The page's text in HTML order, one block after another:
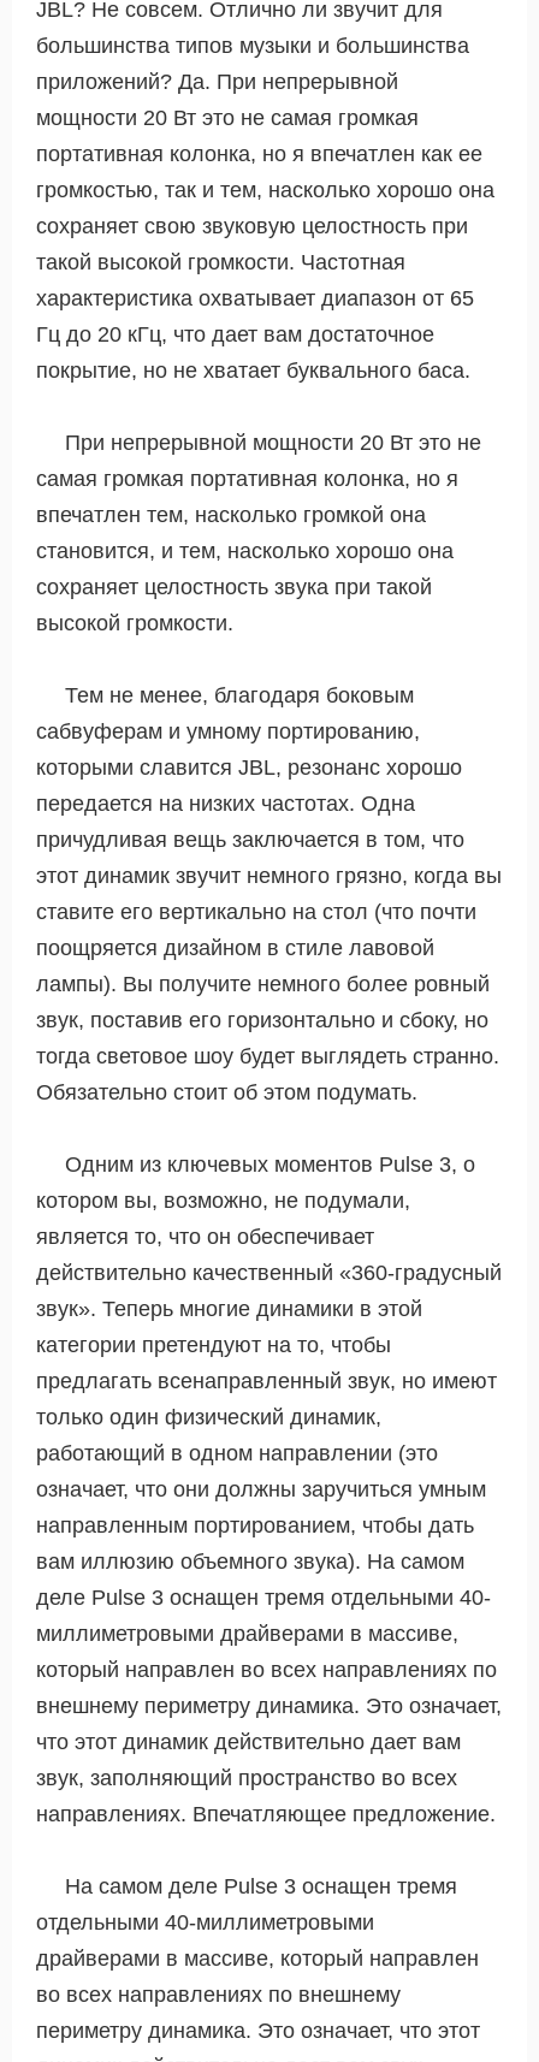
JBL? Не совсем. Отлично ли звучит для
большинства типов музыки и большинства
приложений? Да. При непрерывной
мощности 20 Вт это не самая громкая
портативная колонка, но я впечатлен как ее
громкостью, так и тем, насколько хорошо она
сохраняет свою звуковую целостность при
такой высокой громкости. Частотная
характеристика охватывает диапазон от 65
Гц до 20 кГц, что дает вам достаточное
покрытие, но не хватает буквального баса.
При непрерывной мощности 20 Вт это не
самая громкая портативная колонка, но я
впечатлен тем, насколько громкой она
становится, и тем, насколько хорошо она
сохраняет целостность звука при такой
высокой громкости.
Тем не менее, благодаря боковым
сабвуферам и умному портированию,
которыми славится JBL, резонанс хорошо
передается на низких частотах. Одна
причудливая вещь заключается в том, что
этот динамик звучит немного грязно, когда вы
ставите его вертикально на стол (что почти
поощряется дизайном в стиле лавовой
лампы). Вы получите немного более ровный
звук, поставив его горизонтально и сбоку, но
тогда световое шоу будет выглядеть странно.
Обязательно стоит об этом подумать.
Одним из ключевых моментов Pulse 3, о
котором вы, возможно, не подумали,
является то, что он обеспечивает
действительно качественный «360-градусный
звук». Теперь многие динамики в этой
категории претендуют на то, чтобы
предлагать всенаправленный звук, но имеют
только один физический динамик,
работающий в одном направлении (это
означает, что они должны заручиться умным
направленным портированием, чтобы дать
вам иллюзию объемного звука). На самом
деле Pulse 3 оснащен тремя отдельными 40-
миллиметровыми драйверами в массиве,
который направлен во всех направлениях по
внешнему периметру динамика. Это означает,
что этот динамик действительно дает вам
звук, заполняющий пространство во всех
направлениях. Впечатляющее предложение.
На самом деле Pulse 3 оснащен тремя
отдельными 40-миллиметровыми
драйверами в массиве, который направлен
во всех направлениях по внешнему
периметру динамика. Это означает, что этот